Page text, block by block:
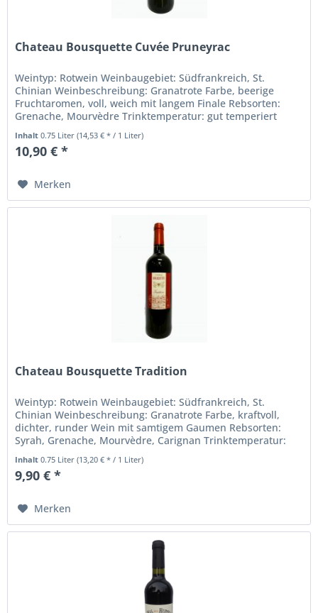
Chateau Bousquette Cuvée Pruneyrac
Weintyp: Rotwein Weinbaugebiet: Südfrankreich, St.
Chinian Weinbeschreibung: Granatrote Farbe, beerige
Fruchtaromen, voll, weich mit langem Finale Rebsorten:
Grenache, Mourvèdre Trinktemperatur: gut temperiert
Alkohohlgehalt in %: 14...
Inhalt0.75 Liter(14,53 € * / 1 Liter)
10,90 € *
Merken
Chateau Bousquette Tradition
Weintyp: Rotwein Weinbaugebiet: Südfrankreich, St.
Chinian Weinbeschreibung: Granatrote Farbe, kraftvoll,
dichter, runder Wein mit samtigem Gaumen Rebsorten:
Syrah, Grenache, Mourvèdre, Carignan Trinktemperatur:
gut temperiert...
Inhalt0.75 Liter(13,20 € * / 1 Liter)
9,90 € *
Merken